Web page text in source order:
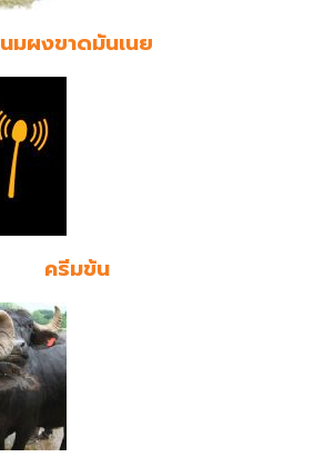
นมผงขาดมันเนย
ครีมข้น